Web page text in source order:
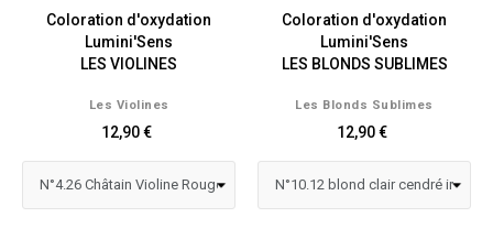
Coloration d'oxydation
Lumini'Sens
LES VIOLINES
Les Violines
12,90 €
Coloration d'oxydation
Lumini'Sens
LES BLONDS SUBLIMES
Les Blonds Sublimes
12,90 €